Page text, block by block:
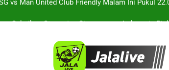
Barcelona vs Nottingham Forest Club Friendly